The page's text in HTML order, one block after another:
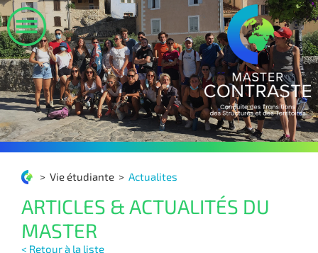
> Vie étudiante > Actualites
ARTICLES & ACTUALITÉS DU
MASTER
< Retour à la liste